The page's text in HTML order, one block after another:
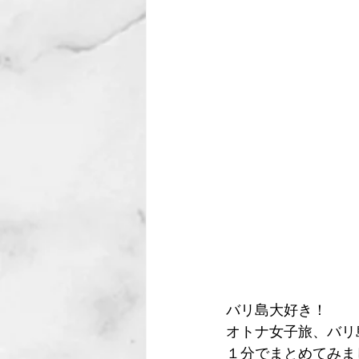
バリ島大好き！
オトナ女子旅、バリ
１分でまとめてみま